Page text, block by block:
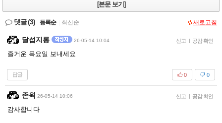
[본문 보기]
댓글(3) 등록순 최신순 새로고침
달섭지롱 26-05-14 10:04 신고 | 공감 확인
즐거운 목요일 보내세요
답글 0
0
존윅 26-05-14 10:06 신고 | 공감 확인
감사합니다